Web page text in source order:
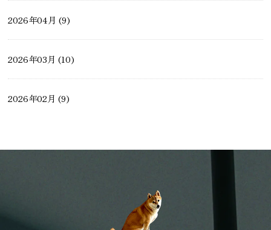
2026年04月 (9)
2026年03月 (10)
2026年02月 (9)